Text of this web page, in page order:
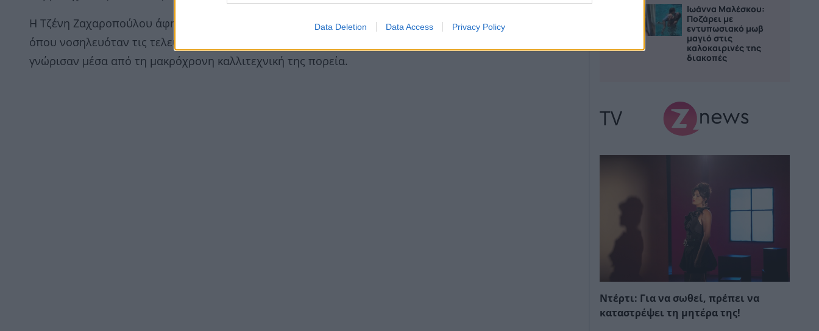
Data Deletion Data Access Privacy Policy
Η Τζένη Ζαχαροπούλου άφησε την τελευταία της πνοή τα ξημερώματα της Πέμπτης, στο νοσοκομείο
όπου νοσηλευόταν τις τελευταίες ημέρες, σκορπίζοντας θλίψη στους οικείους της, αλλά και σε όσους τη
γνώρισαν μέσα από τη μακρόχρονη καλλιτεχνική της πορεία.
Ιωάννα Μαλέσκου:
Ποζάρει με
εντυπωσιακό μωβ
μαγιό στις
καλοκαιρινές της
διακοπές
TV
Ντέρτι: Για να σωθεί, πρέπει να
καταστρέψει τη μητέρα της!